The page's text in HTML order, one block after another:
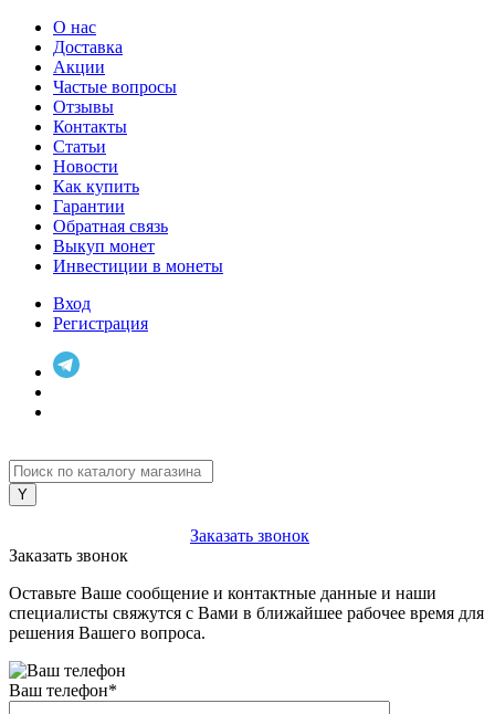
О нас
Доставка
Акции
Частые вопросы
Отзывы
Контакты
Статьи
Новости
Как купить
Гарантии
Обратная связь
Выкуп монет
Инвестиции в монеты
Вход
Регистрация
Заказать звонок
Заказать звонок
Оставьте Ваше сообщение и контактные данные и наши
специалисты свяжутся с Вами в ближайшее рабочее время для
решения Вашего вопроса.
Ваш телефон*